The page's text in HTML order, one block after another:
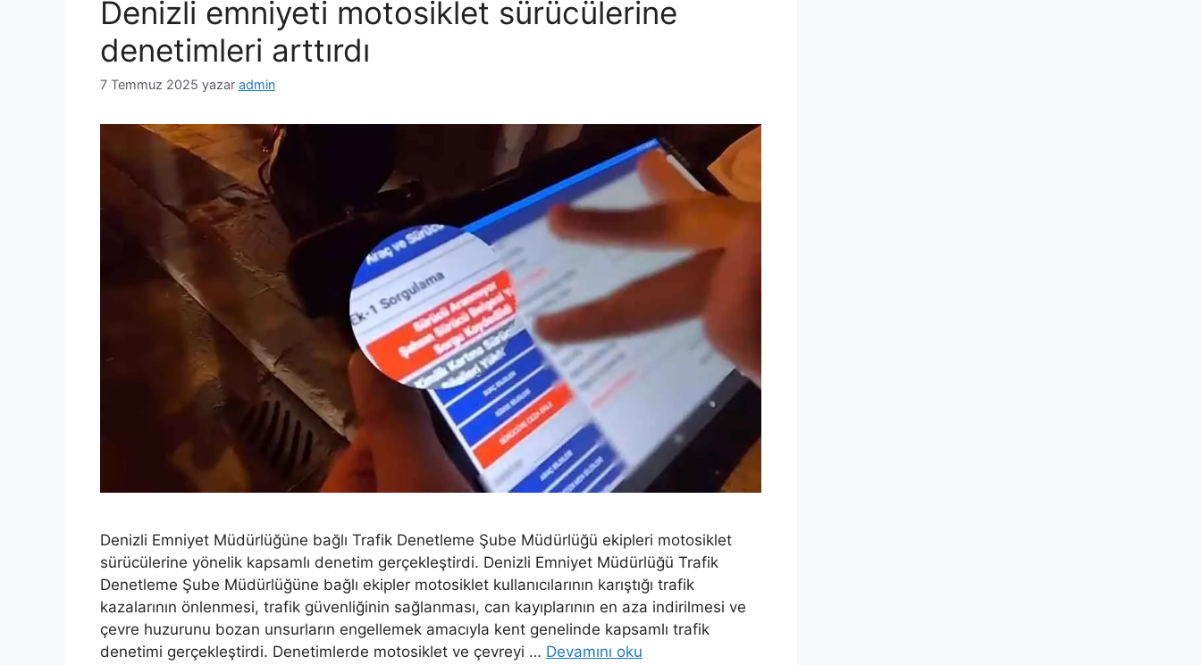
Denizli emniyeti motosiklet sürücülerine
denetimleri arttırdı
7 Temmuz 2025 yazar admin
Denizli Emniyet Müdürlüğüne bağlı Trafik Denetleme Şube Müdürlüğü ekipleri motosiklet
sürücülerine yönelik kapsamlı denetim gerçekleştirdi. Denizli Emniyet Müdürlüğü Trafik
Denetleme Şube Müdürlüğüne bağlı ekipler motosiklet kullanıcılarının karıştığı trafik
kazalarının önlenmesi, trafik güvenliğinin sağlanması, can kayıplarının en aza indirilmesi ve
çevre huzurunu bozan unsurların engellemek amacıyla kent genelinde kapsamlı trafik
denetimi gerçekleştirdi. Denetimlerde motosiklet ve çevreyi … Devamını oku